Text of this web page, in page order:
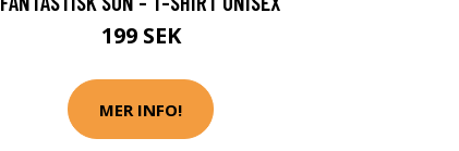
199 SEK
MER INFO!